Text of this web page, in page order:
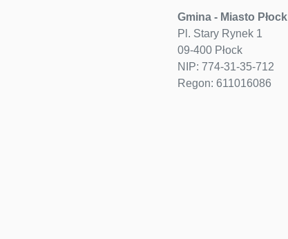
Gmina - Miasto Płock
Pl. Stary Rynek 1
09-400 Płock
NIP: 774-31-35-712
Regon: 611016086